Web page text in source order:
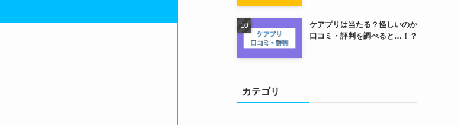
ケアプリは当たる？怪しいのか
口コミ・評判を調べると…！？
カテゴリ